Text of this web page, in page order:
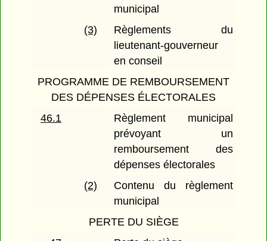
municipal
(3)
Règlements du
lieutenant-gouverneur
en conseil
PROGRAMME DE REMBOURSEMENT
DES DÉPENSES ÉLECTORALES
46.1
Règlement municipal
prévoyant un
remboursement des
dépenses électorales
(2)
Contenu du règlement
municipal
PERTE DU SIÈGE